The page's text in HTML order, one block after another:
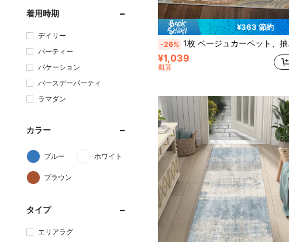
着用時期
デイリー
パーティー
バケーション
バースデーパーティ
ラマダン
カラー
ブルー ホワイト
ブラウン
タイプ
エリアラグ
¥363 節約
-26% 1枚 ベージュカーペット、抽象スタイル、洗える滑り止めフェイクウール、1160g/M²、リビング、寝室、キッチン、オフィス、玄関に適しています
¥1,039
概算